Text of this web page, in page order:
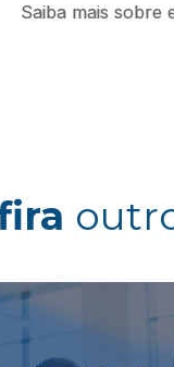
Saiba mais sobre